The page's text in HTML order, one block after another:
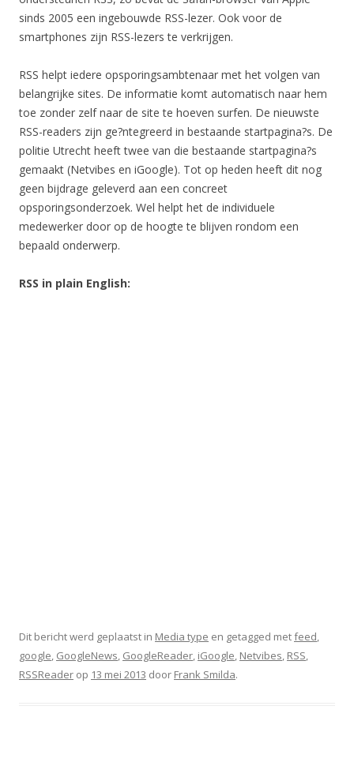
sinds 2005 een ingebouwde RSS-lezer. Ook voor de
smartphones zijn RSS-lezers te verkrijgen.
RSS helpt iedere opsporingsambtenaar met het volgen van
belangrijke sites. De informatie komt automatisch naar hem
toe zonder zelf naar de site te hoeven surfen. De nieuwste
RSS-readers zijn ge?ntegreerd in bestaande startpagina?s. De
politie Utrecht heeft twee van die bestaande startpagina?s
gemaakt (Netvibes en iGoogle). Tot op heden heeft dit nog
geen bijdrage geleverd aan een concreet
opsporingsonderzoek. Wel helpt het de individuele
medewerker door op de hoogte te blijven rondom een
bepaald onderwerp.
RSS in plain English:
Dit bericht werd geplaatst in Media type en getagged metfeed,
google, GoogleNews, GoogleReader, iGoogle, Netvibes, RSS,
RSSReader op 13 mei 2013 door Frank Smilda.